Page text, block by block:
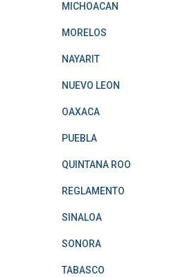
MICHOACAN
MORELOS
NAYARIT
NUEVO LEON
OAXACA
PUEBLA
QUINTANA ROO
REGLAMENTO
SINALOA
SONORA
TABASCO